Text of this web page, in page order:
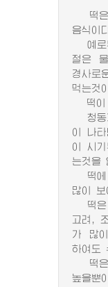
떡은
음식이
예로
절은
경사로
먹는것
떡이
청동
이 나
이 시
는것을
떡에
많이 보
떡은
고려,
가 많
하여도
떡은
높을뿐